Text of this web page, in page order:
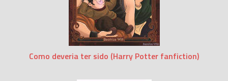
Como deveria ter sido (Harry Potter fanfiction)